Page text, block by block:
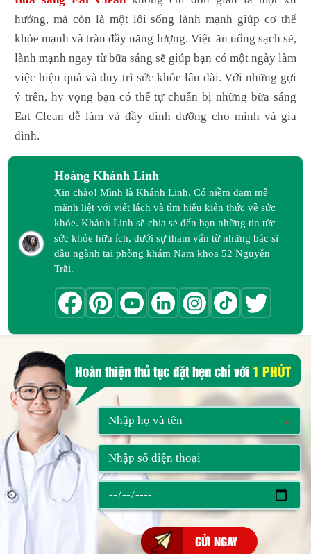
hướng, mà còn là một lối sống lành mạnh giúp cơ thể
khỏe mạnh và tràn đầy năng lượng. Việc ăn uống sạch sẽ,
lành mạnh ngay từ bữa sáng sẽ giúp bạn có một ngày làm
việc hiệu quả và duy trì sức khỏe lâu dài. Với những gợi
ý trên, hy vọng bạn có thể tự chuẩn bị những bữa sáng
Eat Clean dễ làm và đầy dinh dưỡng cho mình và gia
đình.
Hoàng Khánh Linh
Xin chào! Mình là Khánh Linh. Có niềm đam mê
mãnh liệt với viết lách và tìm hiểu kiến thức về sức
khỏe. Khánh Linh sẽ chia sẻ đến bạn những tin tức
sức khỏe hữu ích, dưới sự tham vấn từ những bác sĩ
đầu ngành tại phòng khám Nam khoa 52 Nguyễn
Trãi.
Hoàn thiện thủ tục đặt hẹn chỉ với 1 PHÚT
*
*